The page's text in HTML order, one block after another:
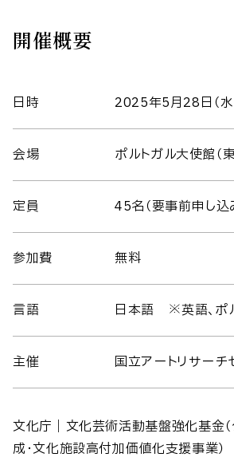
開催概要
日時 2025年5月28日（
会場 ポルトガル大使館
定員 45名（要事前申し込
参加費 無料
言語 日本語 ※英語、ポ
主催 国立アートリサーチ
文化庁｜文化芸術活動基盤強化基金（
成・文化施設高付加価値化支援事業）